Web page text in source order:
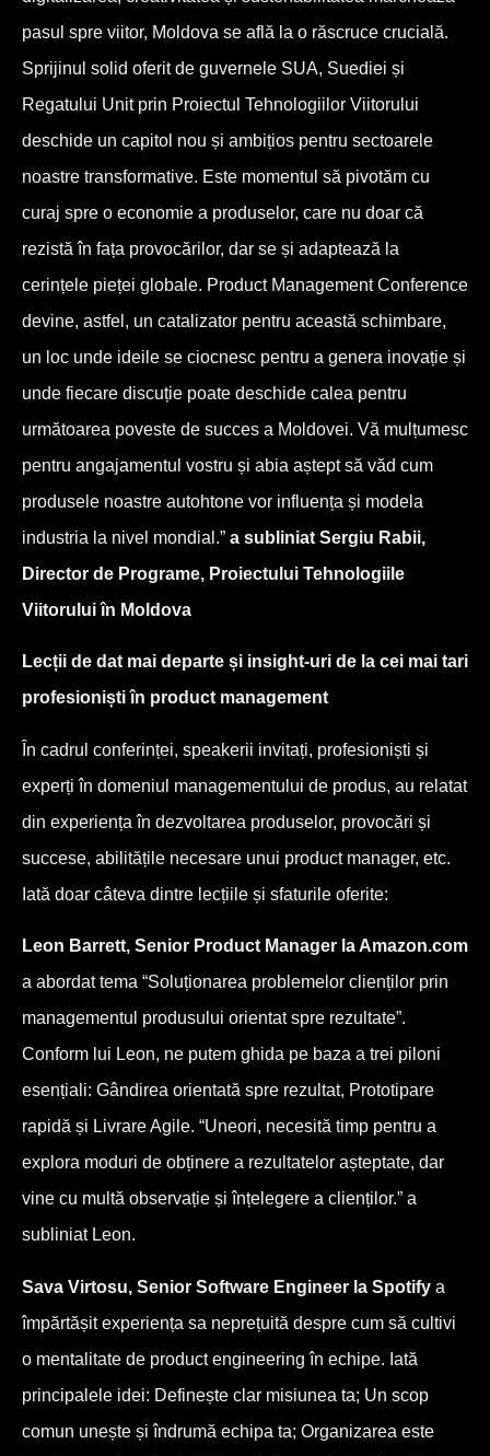
pasul spre viitor, Moldova se află la o răscruce crucială.
Sprijinul solid oferit de guvernele SUA, Suediei și
Regatului Unit prin Proiectul Tehnologiilor Viitorului
deschide un capitol nou și ambițios pentru sectoarele
noastre transformative. Este momentul să pivotăm cu
curaj spre o economie a produselor, care nu doar că
rezistă în fața provocărilor, dar se și adaptează la
cerințele pieței globale. Product Management Conference
devine, astfel, un catalizator pentru această schimbare,
un loc unde ideile se ciocnesc pentru a genera inovație și
unde fiecare discuție poate deschide calea pentru
următoarea poveste de succes a Moldovei. Vă mulțumesc
pentru angajamentul vostru și abia aștept să văd cum
produsele noastre autohtone vor influența și modela
industria la nivel mondial.” a subliniat Sergiu Rabii,
Director de Programe, Proiectului Tehnologiile
Viitorului în Moldova
Lecții de dat mai departe și insight-uri de la cei mai tari
profesioniști în product management
În cadrul conferinței, speakerii invitați, profesioniști și
experți în domeniul managementului de produs, au relatat
din experiența în dezvoltarea produselor, provocări și
succese, abilitățile necesare unui product manager, etc.
Iată doar câteva dintre lecțiile și sfaturile oferite:
Leon Barrett, Senior Product Manager la Amazon.com
a abordat tema “Soluționarea problemelor clienților prin
managementul produsului orientat spre rezultate”.
Conform lui Leon, ne putem ghida pe baza a trei piloni
esențiali: Gândirea orientată spre rezultat, Prototipare
rapidă și Livrare Agile. “Uneori, necesită timp pentru a
explora moduri de obținere a rezultatelor așteptate, dar
vine cu multă observație și înțelegere a clienților.” a
subliniat Leon.
Sava Virtosu, Senior Software Engineer la Spotify a
împărtășit experiența sa neprețuită despre cum să cultivi
o mentalitate de product engineering în echipe. Iată
principalele idei: Definește clar misiunea ta; Un scop
comun unește și îndrumă echipa ta; Organizarea este